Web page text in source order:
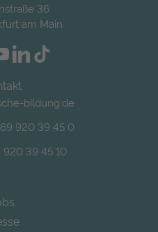
36
am Main
bildung.de
920 39 45 0
920 39 45 10